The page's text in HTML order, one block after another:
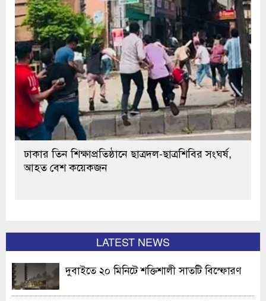
ঢাকার তিন শিক্ষাপ্রতিষ্ঠানে ছাত্রদল-ছাত্রশিবির সংঘর্ষ,
আহত বেশ কয়েকজন
LATEST NEWS
দুবাইতে ২০ মিনিটে শক্তিশালী সাতটি বিস্ফোরণ